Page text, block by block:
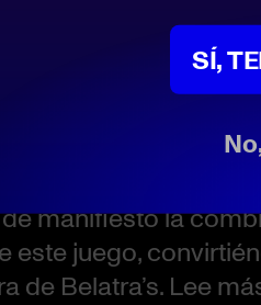
Una obra
y de
manifiesto la
este juego,
de Belatra’s. Lee
SÍ,